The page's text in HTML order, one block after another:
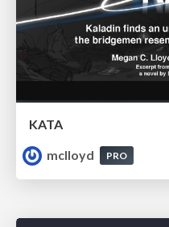
KATA
mclloyd
PRO